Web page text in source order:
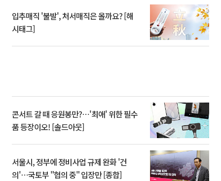
입추매직 '불발', 처서매직은 올까요? [해
시태그]
콘서트 갈 때 응원봉만?⋯'최애' 위한 필수
품 등장이오! [솔드아웃]
서울시, 정부에 정비사업 규제 완화 '건
의'⋯국토부 "협의 중" 입장만 [종합]